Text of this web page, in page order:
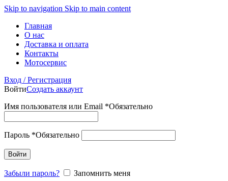
Skip to navigation Skip to main content
Главная
О нас
Доставка и оплата
Контакты
Мотосервис
Вход / Регистрация
ВойтиСоздать аккаунт
Имя пользователя или Email *Обязательно
Пароль *Обязательно
Войти
Забыли пароль?
Запомнить меня